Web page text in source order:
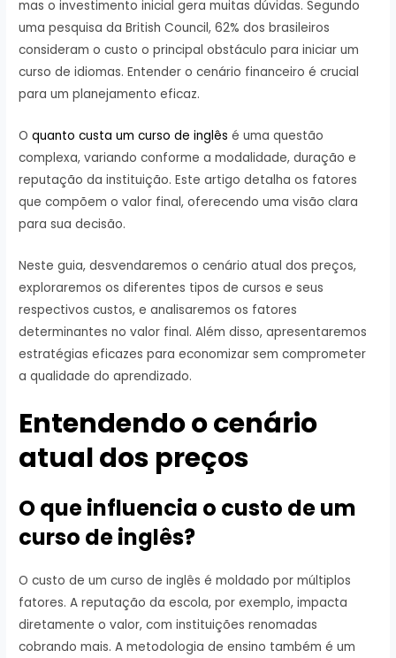
mas o investimento inicial gera muitas dúvidas. Segundo
uma pesquisa da British Council, 62% dos brasileiros
consideram o custo o principal obstáculo para iniciar um
curso de idiomas. Entender o cenário financeiro é crucial
para um planejamento eficaz.
O quanto custa um curso de inglês é uma questão
complexa, variando conforme a modalidade, duração e
reputação da instituição. Este artigo detalha os fatores
que compõem o valor final, oferecendo uma visão clara
para sua decisão.
Neste guia, desvendaremos o cenário atual dos preços,
exploraremos os diferentes tipos de cursos e seus
respectivos custos, e analisaremos os fatores
determinantes no valor final. Além disso, apresentaremos
estratégias eficazes para economizar sem comprometer
a qualidade do aprendizado.
Entendendo o cenário
atual dos preços
O que influencia o custo de um
curso de inglês?
O custo de um curso de inglês é moldado por múltiplos
fatores. A reputação da escola, por exemplo, impacta
diretamente o valor, com instituições renomadas
cobrando mais. A metodologia de ensino também é um